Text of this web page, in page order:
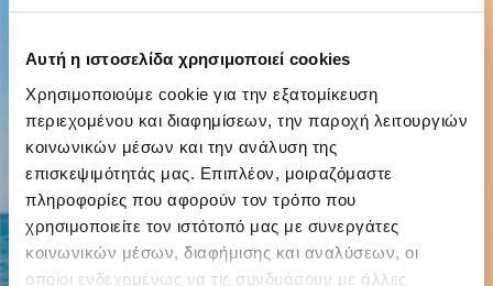
Αυτή η ιστοσελίδα χρησιμοποιεί cookies
Χρησιμοποιούμε cookie για την εξατομίκευση
περιεχομένου και διαφημίσεων, την παροχή λειτουργιών
κοινωνικών μέσων και την ανάλυση της
επισκεψιμότητάς μας. Επιπλέον, μοιραζόμαστε
πληροφορίες που αφορούν τον τρόπο που
χρησιμοποιείτε τον ιστότοπό μας με συνεργάτες
κοινωνικών μέσων, διαφήμισης και αναλύσεων, οι
οποίοι ενδεχομένως να τις συνδυάσουν με άλλες